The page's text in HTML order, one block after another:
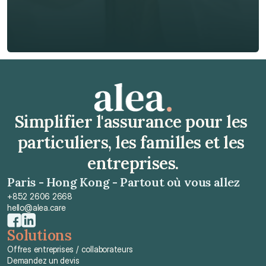
Obtenir un devis gratuit
Simplifier l'assurance pour les
particuliers, les familles et les
entreprises.
Paris - Hong Kong - Partout où vous allez
+852 2606 2668
hello@alea.care
Solutions
Offres entreprises / collaborateurs
Demandez un devis